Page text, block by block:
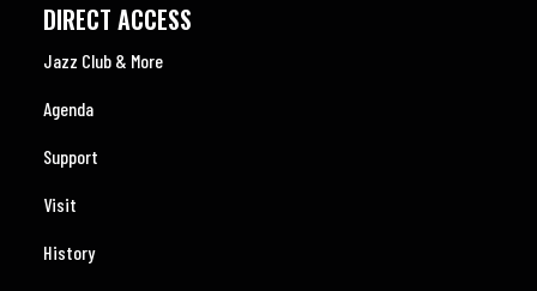
DIRECT ACCESS
Jazz Club & More
Agenda
Support
Visit
History